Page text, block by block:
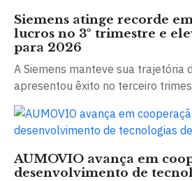
Siemens atinge recorde
lucros no 3º trimestre e
para 2026
A Siemens manteve sua trajetória
apresentou êxito no terceiro
AUMOVIO avança em
desenvolvimento de